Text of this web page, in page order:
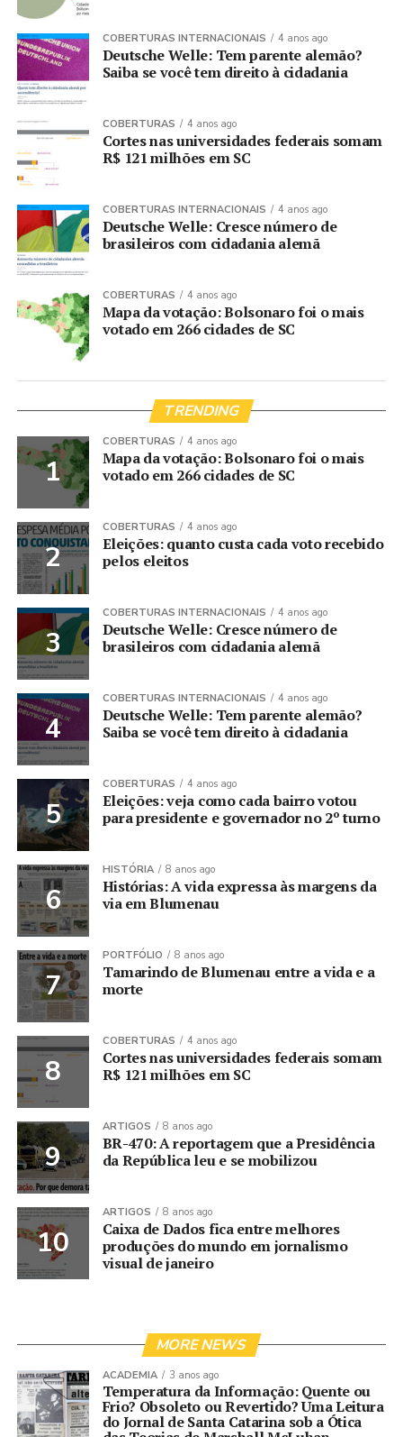
COBERTURAS INTERNACIONAIS 4 anos ago
Deutsche Welle: Tem parente alemão?
Saiba se você tem direito à cidadania
COBERTURAS 4 anos ago
Cortes nas universidades federais somam
R$ 121 milhões em SC
COBERTURAS INTERNACIONAIS 4 anos ago
Deutsche Welle: Cresce número de
brasileiros com cidadania alemã
COBERTURAS 4 anos ago
Mapa da votação: Bolsonaro foi o mais
votado em 266 cidades de SC
TRENDING
COBERTURAS 4 anos ago
Mapa da votação: Bolsonaro foi o mais
votado em 266 cidades de SC
COBERTURAS 4 anos ago
Eleições: quanto custa cada voto recebido
pelos eleitos
COBERTURAS INTERNACIONAIS 4 anos ago
Deutsche Welle: Cresce número de
brasileiros com cidadania alemã
COBERTURAS INTERNACIONAIS 4 anos ago
Deutsche Welle: Tem parente alemão?
Saiba se você tem direito à cidadania
COBERTURAS 4 anos ago
Eleições: veja como cada bairro votou
para presidente e governador no 2º turno
HISTÓRIA 8 anos ago
Histórias: A vida expressa às margens da
via em Blumenau
PORTFÓLIO 8 anos ago
Tamarindo de Blumenau entre a vida e a
morte
COBERTURAS 4 anos ago
Cortes nas universidades federais somam
R$ 121 milhões em SC
ARTIGOS 8 anos ago
BR-470: A reportagem que a Presidência
da República leu e se mobilizou
ARTIGOS 8 anos ago
Caixa de Dados fica entre melhores
produções do mundo em jornalismo
visual de janeiro
MORE NEWS
ACADEMIA 3 anos ago
Temperatura da Informação: Quente ou
Frio? Obsoleto ou Revertido? Uma Leitura
do Jornal de Santa Catarina sob a Ótica